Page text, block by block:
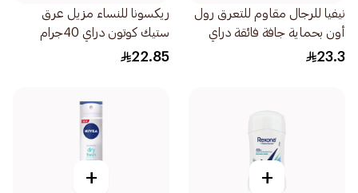
نيفيا للرجال مقاوم للتعرق رول
أون بحماية جافة فائقة دراي
إمباكت 50مل
23.3
ريكسونا للنساء مزيل عرق
ستيك كوتون دراي 40جرام
22.85
+
+